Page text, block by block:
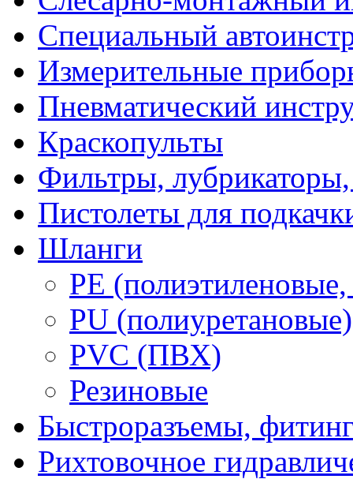
Специальный
Измерительные
Пневматический
Краскопульты
Фильтры,
Пистолеты для
Шланги
PE
PU (полиуретановые)
PVC (ПВХ)
Резиновые
Быстроразъемы,
Рихтовочное